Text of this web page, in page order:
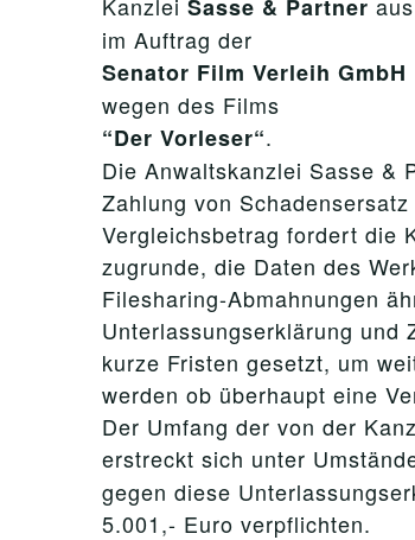
Sasse & Partner
im Auftrag der
Senator Film Verleih GmbH
wegen des Films
“Der Vorleser“.
Die Anwaltskanzlei Sasse &
Zahlung von
Vergleichsbetrag fordert die
zugrunde, die Daten des
Filesharing-Abmahnungen
Unterlassungserklärung und
kurze Fristen gesetzt, um
werden ob überhaupt eine
Der Umfang der von der
erstreckt sich unter
gegen diese
5.001,- Euro verpflichten.